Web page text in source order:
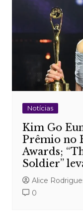
Notícias
Kim Go
Prêmio no
Awards;
Soldier”
Alice
0